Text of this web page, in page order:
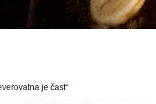
je čast“